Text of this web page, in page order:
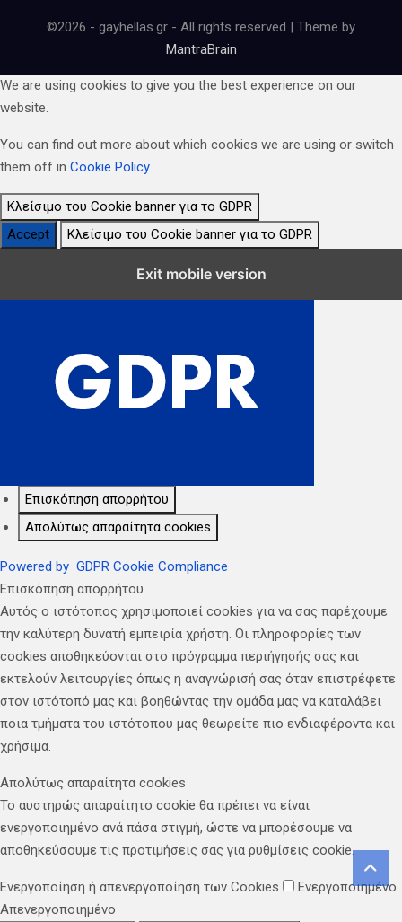
©2026 - gayhellas.gr - All rights reserved | Theme by
MantraBrain
We are using cookies to give you the best experience on our
website.
You can find out more about which cookies we are using or switch
them off in Cookie Policy
Κλείσιμο του Cookie banner για το GDPR
Accept
Κλείσιμο του Cookie banner για το GDPR
Exit mobile version
Επισκόπηση απορρήτου
Απολύτως απαραίτητα cookies
Powered by GDPR Cookie Compliance
Επισκόπηση απορρήτου
Αυτός ο ιστότοπος χρησιμοποιεί cookies για να σας παρέχουμε
την καλύτερη δυνατή εμπειρία χρήστη. Οι πληροφορίες των
cookies αποθηκεύονται στο πρόγραμμα περιήγησής σας και
εκτελούν λειτουργίες όπως η αναγνώρισή σας όταν επιστρέφετε
στον ιστότοπό μας και βοηθώντας την ομάδα μας να καταλάβει
ποια τμήματα του ιστότοπου μας θεωρείτε πιο ενδιαφέροντα και
χρήσιμα.
Απολύτως απαραίτητα cookies
Το αυστηρώς απαραίτητο cookie θα πρέπει να είναι
ενεργοποιημένο ανά πάσα στιγμή, ώστε να μπορέσουμε να
αποθηκεύσουμε τις προτιμήσεις σας για ρυθμίσεις cookie.
Ενεργοποίηση ή απενεργοποίηση των Cookies
Ενεργοποιημένο
Απενεργοποιημένο